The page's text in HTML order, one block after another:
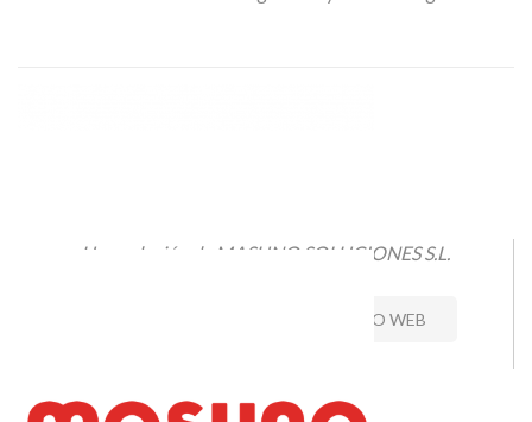
Una solución de MASUNO SOLUCIONES S.L.
VISITAR SITIO WEB